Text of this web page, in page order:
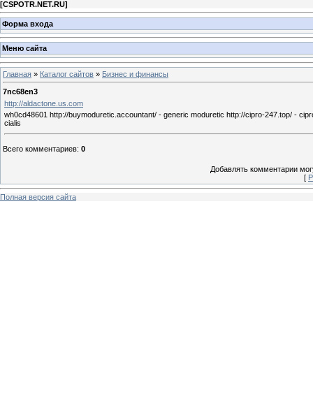
[CSPOTR.NET.RU]
Форма входа
Меню сайта
Главная » Каталог сайтов » Бизнес и финансы
7nc68en3
http://aldactone.us.com
wh0cd48601 http://buymoduretic.accountant/ - generic moduretic http://cipro-247.top/ -
cialis
Всего комментариев: 0
Добавлять комментарии
[
Полная версия сайта